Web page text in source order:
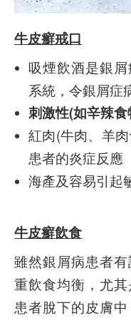
牛皮癬戒口
吸煙飲酒是銀
系統，令銀屑症
刺激性(如辛辣
紅肉(牛肉、羊
患者的炎症反應
海產及容易引起
牛皮癬飲食
雖然銀屑病患者
重飲食均衡，尤
患者脫下的皮膚